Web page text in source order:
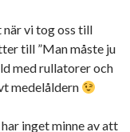
vi tog oss till
till ”Man måste ju
med rullatorer och
medelåldern
inget minne av att